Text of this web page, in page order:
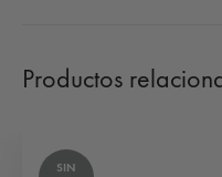
Productos
SIN